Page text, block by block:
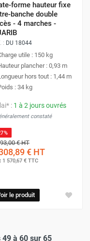
forme hauteur fixe
banche double
- 4 marches -
: DU 18044
utile : 150 kg
plancher : 0,93 m
hors tout : 1,44 m
: 34 kg
: 1 à 2 jours ouvrés
constaté
€HT
€ HT
1 570,67 € TTC
le produit
à 60 sur 65